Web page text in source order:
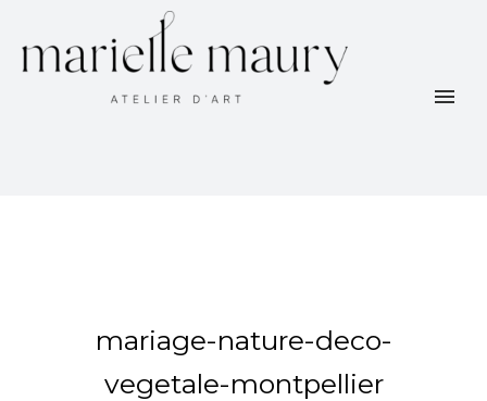
mariage-nature-deco-
vegetale-montpellier